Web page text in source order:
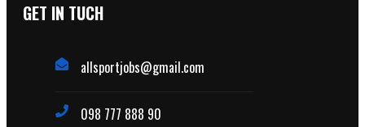
GET IN TUCH
allsportjobs@gmail.com
098 777 888 90